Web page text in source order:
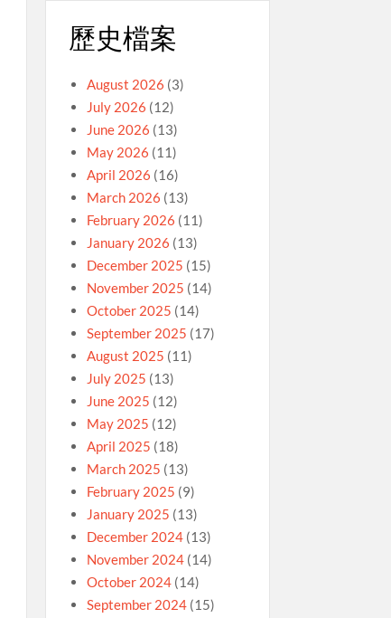
歷史檔案
August 2026 (3)
July 2026 (12)
June 2026 (13)
May 2026 (11)
April 2026 (16)
March 2026 (13)
February 2026 (11)
January 2026 (13)
December 2025 (15)
November 2025 (14)
October 2025 (14)
September 2025 (17)
August 2025 (11)
July 2025 (13)
June 2025 (12)
May 2025 (12)
April 2025 (18)
March 2025 (13)
February 2025 (9)
January 2025 (13)
December 2024(13)
November 2024(14)
October 2024(14)
September 2024(15)